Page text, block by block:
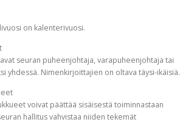
on kalenterivuosi.
seuran puheenjohtaja, varapuheenjohtaja tai
yhdessä. Nimenkirjoittajien on oltava täysi-ikäisiä.
voivat päättää sisäisestä toiminnastaan
hallitus vahvistaa niiden tekemät